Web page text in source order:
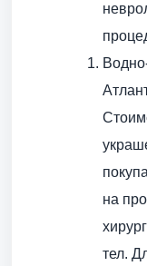
на
тел.